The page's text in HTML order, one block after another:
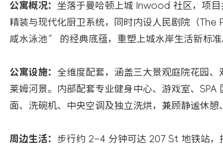
公寓概况： 坐落于曼哈顿上城 Inwood 社区，项
精装与现代化厨卫系统，同时内设人民剧院（
咸水泳池” 的经典底蕴，重塑上城水岸生活新标准
公寓设施： 全维度配套，涵盖三大景观庭院花园
莱姆河景。内部配套专业健身中心、游戏室、
面、洗碗机、中央空调及独立洗烘，兼顾静谧休
周边生活： 步行约 2–4 分钟可达 207 St 地铁站，